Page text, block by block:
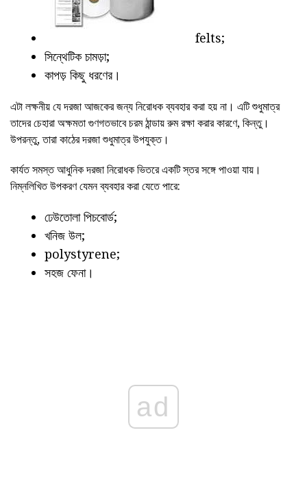
felts;
সিন্থেটিক চামড়া;
কাপড় কিছু ধরণের।
এটা লক্ষনীয় যে দরজা আজকের জন্য নিরোধক ব্যবহার করা হয় না। এটি শুধুমাত্র
তাদের চেহারা অক্ষমতা গুণগতভাবে চরম ঠান্ডায় রুম রক্ষা করার কারণে, কিন্তু।
উপরন্তু, তারা কাঠের দরজা শুধুমাত্র উপযুক্ত।
কার্যত সমস্ত আধুনিক দরজা নিরোধক ভিতরে একটি স্তর সঙ্গে পাওয়া যায়।
নিম্নলিখিত উপকরণ যেমন ব্যবহার করা যেতে পারে:
ঢেউতোলা পিচবোর্ড;
খনিজ উল;
polystyrene;
সহজ ফেনা।
ad